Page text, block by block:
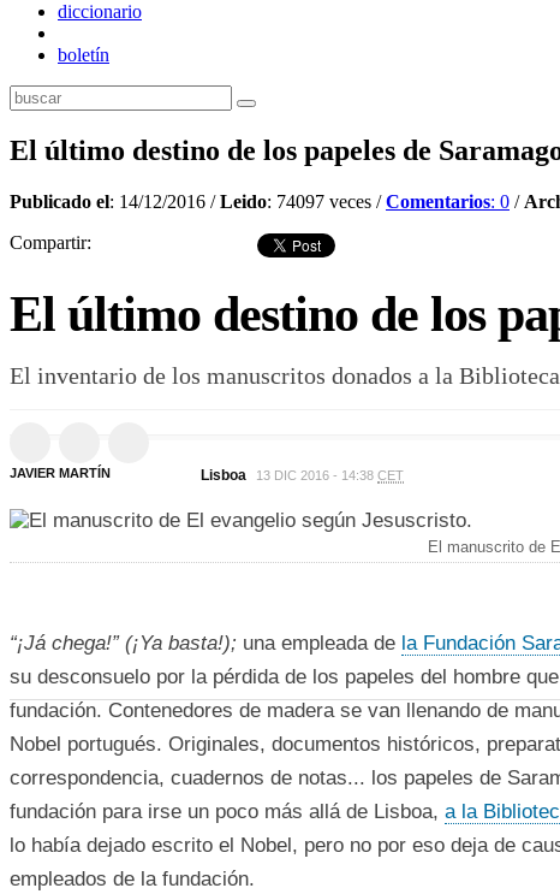
diccionario
boletín
El último destino de los papeles de
Publicado el: 14/12/2016 /Leido: 74097 veces /Comentarios: 0 /
Compartir:
El último destino de los
El inventario de los manuscritos donados a la
JAVIER MARTÍN Lisboa 13 DIC 2016 - 14:38 CET
El manuscrito de
“¡Já chega!” (¡Ya basta!); una empleada de la Fundación
su desconsuelo por la pérdida de los papeles del hombre
fundación. Contenedores de madera se van llenando de
Nobel portugués. Originales, documentos históricos,
correspondencia, cuadernos de notas... los papeles de
fundación para irse un poco más allá de Lisboa, a la
lo había dejado escrito el Nobel, pero no por eso deja de
empleados de la fundación.